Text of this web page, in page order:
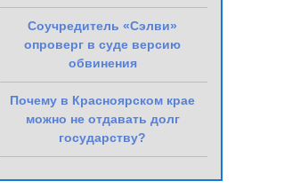
Соучредитель «Сэлви»
опроверг в суде версию
обвинения
Почему в Красноярском крае
можно не отдавать долг
государству?